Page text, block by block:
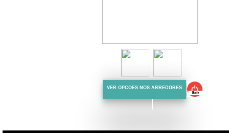
VER OPCOES NOS ARREDORES